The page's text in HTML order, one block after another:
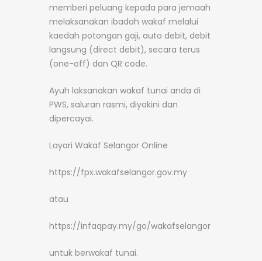
memberi peluang kepada para jemaah
melaksanakan ibadah wakaf melalui
kaedah potongan gaji, auto debit, debit
langsung (direct debit), secara terus
(one-off) dan QR code.
Ayuh laksanakan wakaf tunai anda di
PWS, saluran rasmi, diyakini dan
dipercayai.
Layari Wakaf Selangor Online
https://fpx.wakafselangor.gov.my
atau
https://infaqpay.my/go/wakafselangor
untuk berwakaf tunai.